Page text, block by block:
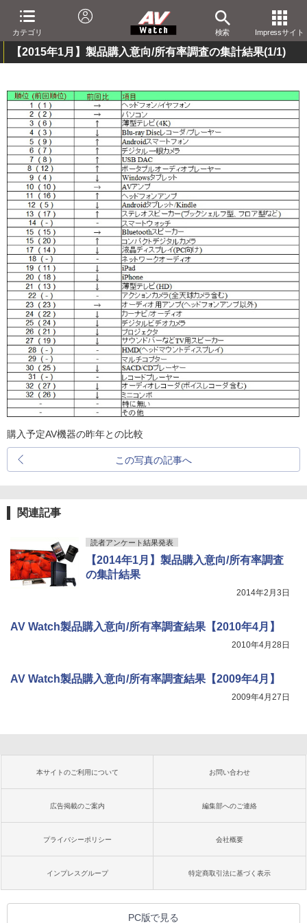
カテゴリ 検索 Impressサイト
【2015年1月】製品購入意向/所有率調査の集計結果(1/1)
購入予定AV機器の昨年との比較
この写真の記事へ
関連記事
読者アンケート結果発表
【2014年1月】製品購入意向/所有率調査
の集計結果
2014年2月3日
AV Watch製品購入意向/所有率調査結果【2010年4月】
2010年4月28日
AV Watch製品購入意向/所有率調査結果【2009年4月】
2009年4月27日
本サイトのご利用について お問い合わせ
広告掲載のご案内 編集部へのご連絡
プライバシーポリシー 会社概要
インプレスグループ 特定商取引法に基づく表示
PC版で見る